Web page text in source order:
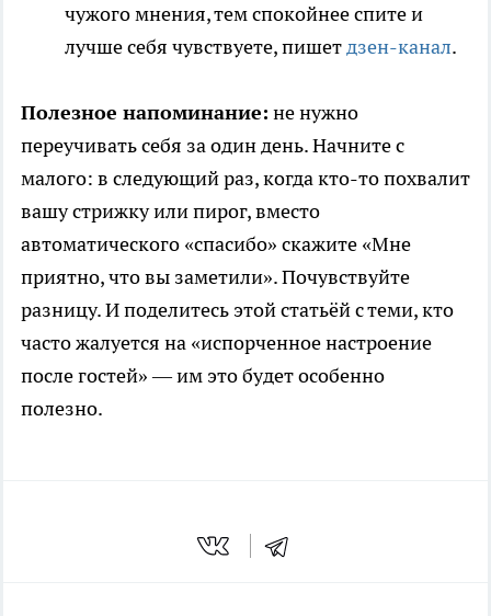
чужого мнения, тем спокойнее спите и
лучше себя чувствуете, пишетдзен-канал.
Полезное напоминание: не нужно
переучивать себя за один день. Начните с
малого: в следующий раз, когда кто-то похвалит
вашу стрижку или пирог, вместо
автоматического «спасибо» скажите «Мне
приятно, что вы заметили». Почувствуйте
разницу. И поделитесь этой статьёй с теми, кто
часто жалуется на «испорченное настроение
после гостей» — им это будет особенно
полезно.